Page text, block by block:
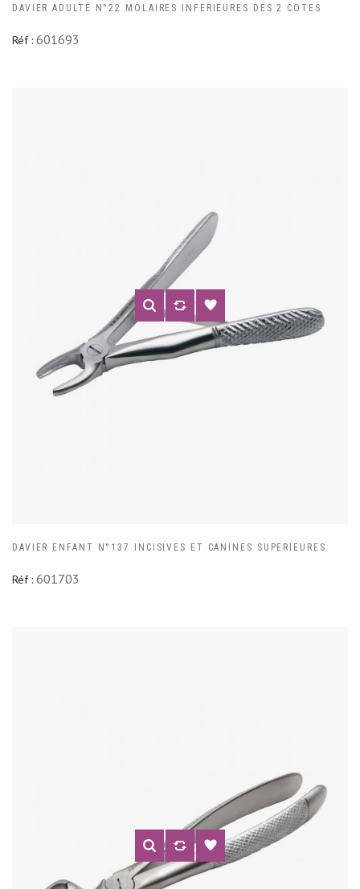
DAVIER ADULTE N°22 MOLAIRES INFERIEURES DES 2 COTES
Réf : 601693
DAVIER ENFANT N°137 INCISIVES ET CANINES SUPERIEURES
Réf : 601703